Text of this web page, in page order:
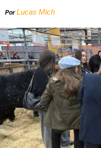
PorLucas Mich